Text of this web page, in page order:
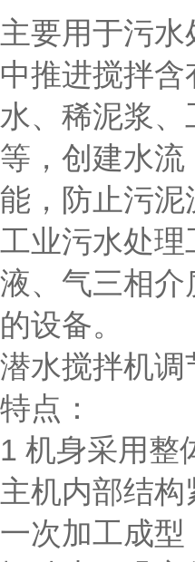
主要用于污
中推进搅拌
水、稀泥浆
等，创建水流
能，防止污泥
工业污水处理
液、气三相介
的设备。
潜水搅拌机调
特点：
1 机身采用整
主机内部结
一次加工成型